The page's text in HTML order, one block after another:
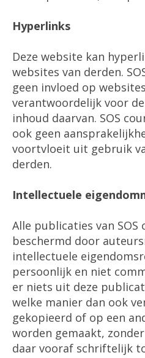
Hyperlinks
Deze website kan
websites van derden.
geen invloed op
verantwoordelijk voor
inhoud daarvan. SOS
ook geen
voortvloeit uit gebruik
derden.
Intellectuele
Alle publicaties van SOS
beschermd door
intellectuele
persoonlijk en niet
er niets uit deze
welke manier dan ook
gekopieerd of op een
worden gemaakt,
daar vooraf schriftelijk